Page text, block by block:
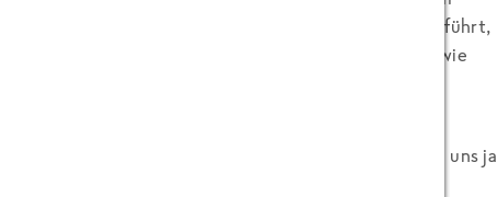
wir groß drauf, was drin ist. Jede Zutat wird aufgeführt,
nur beste Zutaten zum Einsatz. Zusatzstoffe wie
usw. kommen nicht in die Tüte.
diese Veranstaltung besuchen. Wir brauchen uns ja
hoffentlich dabei sein.